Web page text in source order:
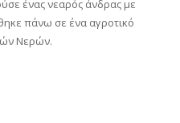
ένας νεαρός άνδρας με
πάνω σε ένα αγροτικό
Νερών.